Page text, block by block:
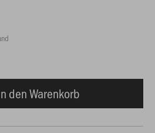
den Warenkorb